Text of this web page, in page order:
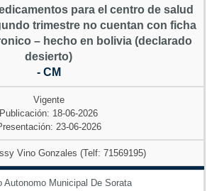
para el centro de salud
trimestre no cuentan con ficha
– hecho en bolivia (declarado
desierto)
- CM
Vigente
Publicación: 18-06-2026
23-06-2026
Vino Gonzales (Telf: 71569195)
Autonomo Municipal De Sorata